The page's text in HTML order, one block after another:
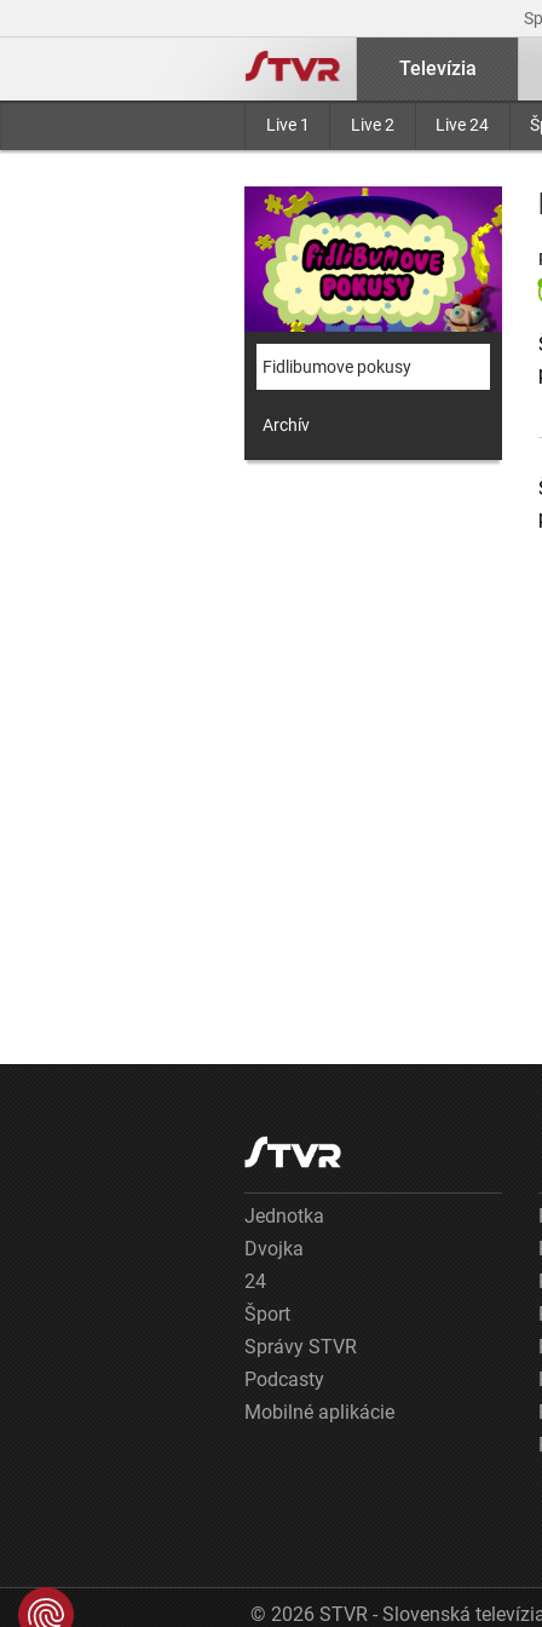
Televízia
Live 1 Live 2 Live 24
Fidlibumove pokusy
Archív
Jednotka
Dvojka
24
Šport
Správy STVR
Podcasty
Mobilné aplikácie
© 2026 STVR - Slovenská